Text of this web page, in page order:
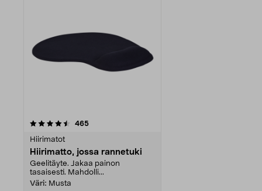
465arvostelut
Hiirimatot
Hiirimatto, jossa rannetuki
Geelitäyte. Jakaa painon
tasaisesti. Mahdolli...
Väri: Musta